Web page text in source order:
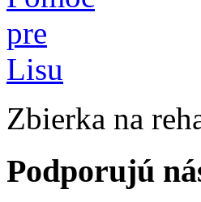
Zbierka na
Podporujú